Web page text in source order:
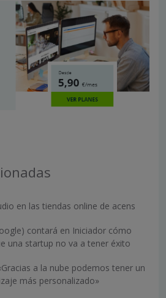
en las tiendas online de acens
contará en Iniciador cómo
una startup no va a tener éxito
a la nube podemos tener un
más personalizado»